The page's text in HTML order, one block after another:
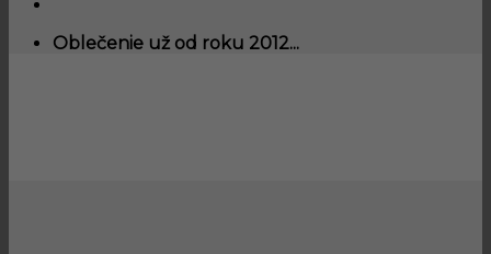
Oblečenie už od roku 2012...